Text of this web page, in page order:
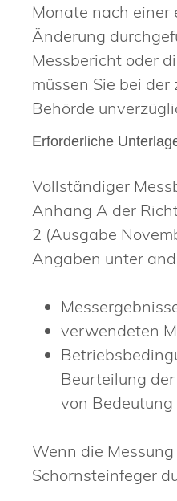
Monate nach einer
Änderung
Messbericht oder
müssen Sie bei
Behörde
Erforderliche
Vollständiger
Anhang A der
2 (Ausgabe
Angaben unter
verwendeten
Beurteilung
von Bedeutung
Wenn die
Schornsteinfeger